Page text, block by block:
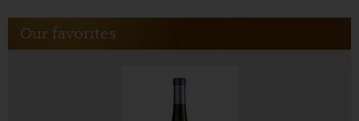
Our favorites